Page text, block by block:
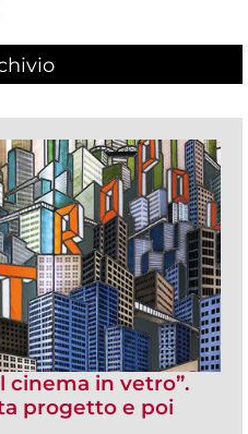
cinema in vetro”.
progetto e poi